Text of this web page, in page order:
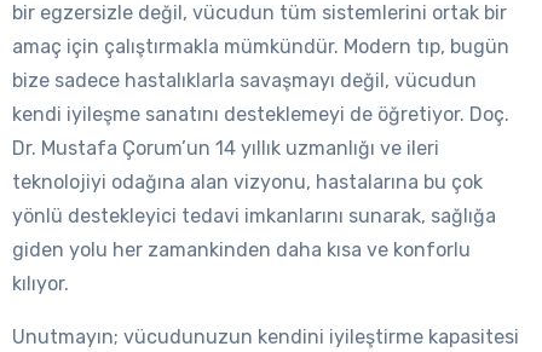
bir egzersizle değil, vücudun tüm sistemlerini ortak bir
amaç için çalıştırmakla mümkündür. Modern tıp, bugün
bize sadece hastalıklarla savaşmayı değil, vücudun
kendi iyileşme sanatını desteklemeyi de öğretiyor. Doç.
Dr. Mustafa Çorum’un 14 yıllık uzmanlığı ve ileri
teknolojiyi odağına alan vizyonu, hastalarına bu çok
yönlü destekleyici tedavi imkanlarını sunarak, sağlığa
giden yolu her zamankinden daha kısa ve konforlu
kılıyor.
Unutmayın; vücudunuzun kendini iyileştirme kapasitesi